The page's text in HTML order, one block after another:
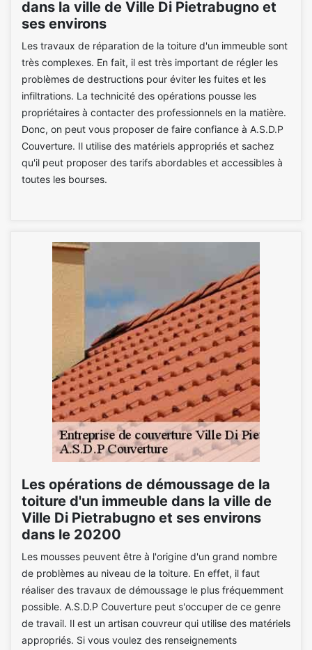
dans la ville de Ville Di Pietrabugno et
ses environs
Les travaux de réparation de la toiture d'un immeuble sont
très complexes. En fait, il est très important de régler les
problèmes de destructions pour éviter les fuites et les
infiltrations. La technicité des opérations pousse les
propriétaires à contacter des professionnels en la matière.
Donc, on peut vous proposer de faire confiance à A.S.D.P
Couverture. Il utilise des matériels appropriés et sachez
qu'il peut proposer des tarifs abordables et accessibles à
toutes les bourses.
Les opérations de démoussage de la
toiture d'un immeuble dans la ville de
Ville Di Pietrabugno et ses environs
dans le 20200
Les mousses peuvent être à l'origine d'un grand nombre
de problèmes au niveau de la toiture. En effet, il faut
réaliser des travaux de démoussage le plus fréquemment
possible. A.S.D.P Couverture peut s'occuper de ce genre
de travail. Il est un artisan couvreur qui utilise des matériels
appropriés. Si vous voulez des renseignements